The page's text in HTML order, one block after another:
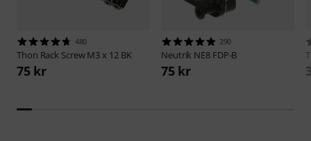
480
Thon Rack Screw M3 x 12 BK
75 kr
290
Neutrik NE8 FDP-B
75 kr